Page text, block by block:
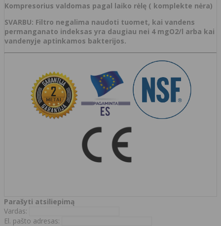
Kompresorius valdomas pagal laiko rėlę ( komplekte nėra)
SVARBU: Filtro negalima naudoti tuomet, kai vandens
permanganato indeksas yra daugiau nei 4 mgO2/l arba kai
vandenyje aptinkamos bakterijos.
Parašyti atsiliepimą
Vardas:
El. pašto adresas: